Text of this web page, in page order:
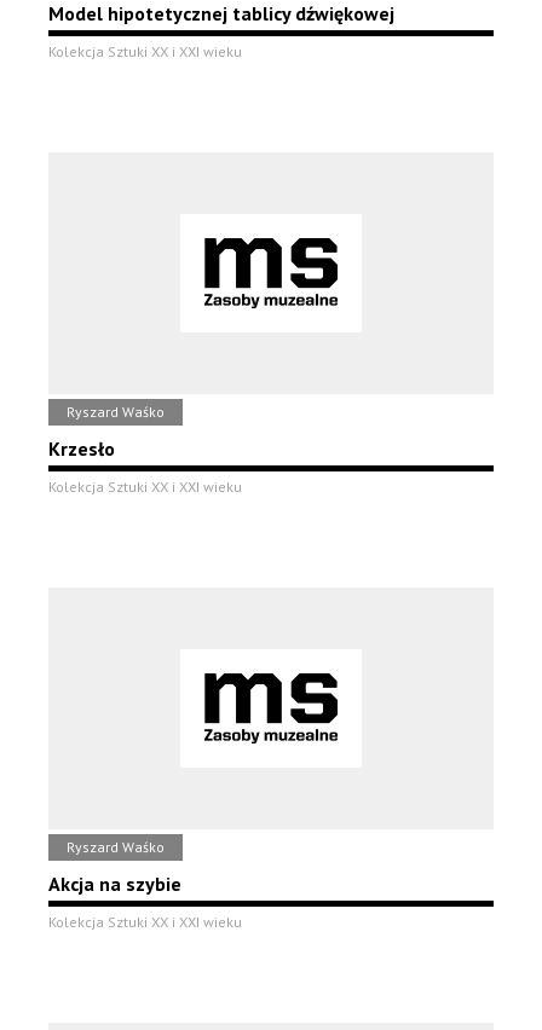
Model hipotetycznej tablicy dźwiękowej
Kolekcja Sztuki XX i XXI wieku
Ryszard Waśko
Krzesło
Kolekcja Sztuki XX i XXI wieku
Ryszard Waśko
Akcja na szybie
Kolekcja Sztuki XX i XXI wieku